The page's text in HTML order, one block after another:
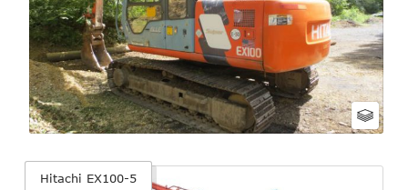
Hitachi EX100-5